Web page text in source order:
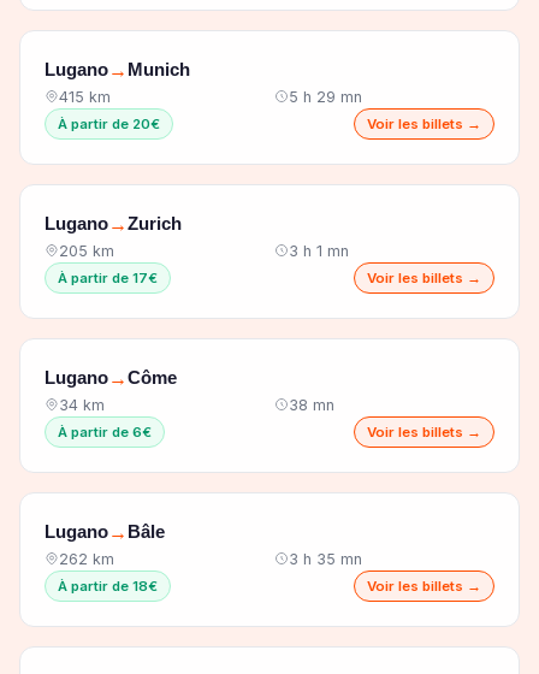
Lugano→ Munich
415 km 5 h 29 mn
À partir de 20€ Voir les billets →
Lugano→Zurich
205 km 3 h 1 mn
À partir de 17€ Voir les billets →
Lugano→Côme
34 km 38 mn
À partir de 6€ Voir les billets →
Lugano→ Bâle
262 km 3 h 35 mn
À partir de 18€ Voir les billets →